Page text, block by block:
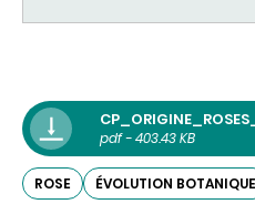
pdf - 403.43 KB
ROSE ÉVOLUTION BOTANIQUE